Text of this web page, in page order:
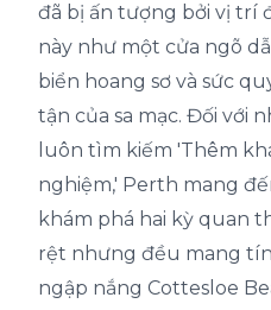
đã bị ấn tượng bởi vị trí
này như một cửa ngõ
biển hoang sơ và sức
tận của sa mạc. Đối với
luôn tìm kiếm 'Thêm
nghiệm,' Perth mang
khám phá hai kỳ quan
rệt nhưng đều mang
ngập nắng Cottesloe